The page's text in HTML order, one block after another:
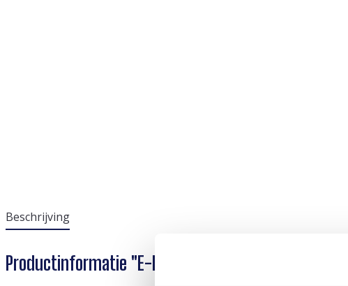
Beschrijving
Productinformatie "E-F19.1 B831-011-6 S. Steel